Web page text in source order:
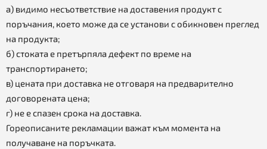
а) видимо несъответствие на доставения продукт с
поръчания, което може да се установи с обикновен преглед
на продукта;
б) стоката е претърпяла дефект по време на
транспортирането;
в) цената при доставка не отговаря на предварително
договорената цена;
г) не е спазен срока на доставка.
Гореописаните рекламации важат към момента на
получаване на поръчката.